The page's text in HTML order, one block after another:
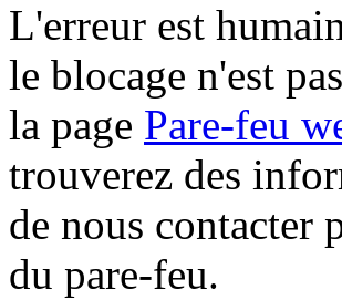
L'erreur est
le blocage n'est
la page Pare-feu
trouverez des
de nous contacter
du pare-feu.